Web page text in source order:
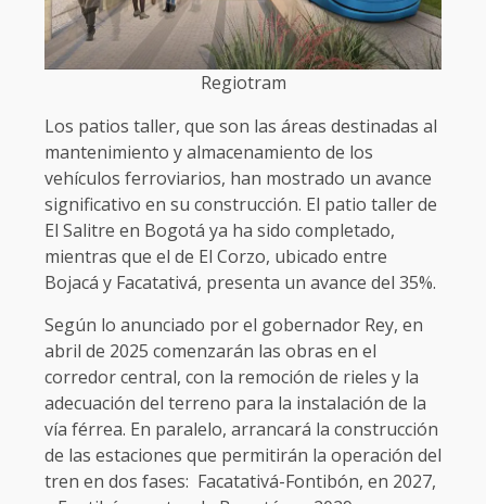
Regiotram
Los patios taller, que son las áreas destinadas al
mantenimiento y almacenamiento de los
vehículos ferroviarios, han mostrado un avance
significativo en su construcción. El patio taller de
El Salitre en Bogotá ya ha sido completado,
mientras que el de El Corzo, ubicado entre
Bojacá y Facatativá, presenta un avance del 35%.
Según lo anunciado por el gobernador Rey, en
abril de 2025 comenzarán las obras en el
corredor central, con la remoción de rieles y la
adecuación del terreno para la instalación de la
vía férrea. En paralelo, arrancará la construcción
de las estaciones que permitirán la operación del
tren en dos fases: Facatativá-Fontibón, en 2027,